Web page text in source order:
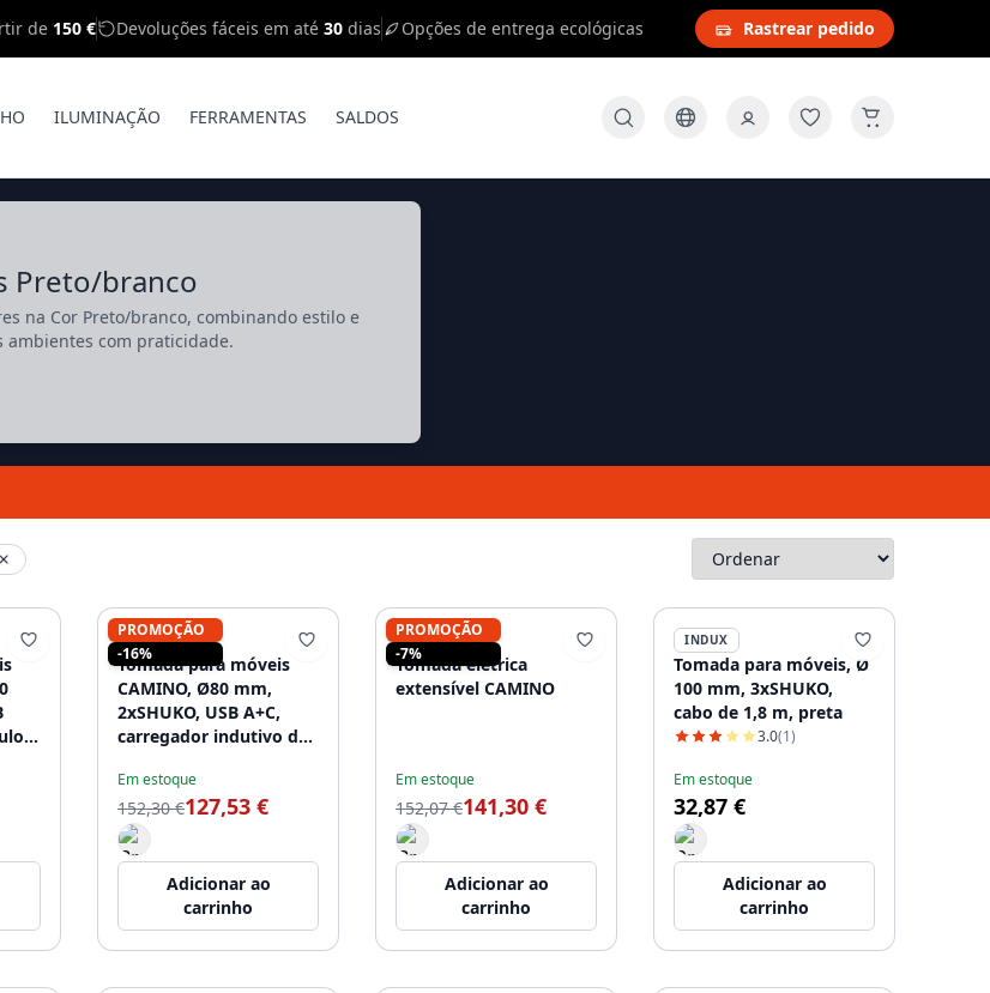
de 150 € Devoluções fáceis em até 30 dias Opções de entrega ecológicas Rastrear pedido
ILUMINAÇÃO FERRAMENTAS SALDOS
Preto/branco
na Cor Preto/branco, combinando estilo e
com praticidade.
1,5
PROMOÇÃO
-16%
INDUX
Tomada para móveis
CAMINO, Ø80 mm,
2xSHUKO, USB A+C,
carregador indutivo de
preto
Em estoque
152,30 €127,53 €
Adicionar ao
carrinho
PROMOÇÃO
-7%
INDUX
Tomada elétrica
extensível CAMINO
Em estoque
152,07 €141,30 €
Adicionar ao
carrinho
INDUX
Tomada para móveis, Ø
100 mm, 3xSHUKO,
cabo de 1,8 m, preta
3.0(1)
Em estoque
32,87 €
Adicionar ao
carrinho